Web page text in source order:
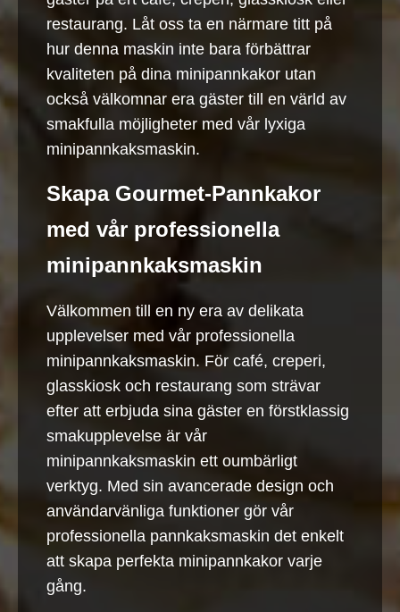
restaurang. Låt oss ta en närmare titt på
hur denna maskin inte bara förbättrar
kvaliteten på dina minipannkakor utan
också välkomnar era gäster till en värld av
smakfulla möjligheter med vår lyxiga
minipannkaksmaskin.
Skapa Gourmet-Pannkakor
med vår professionella
minipannkaksmaskin
Välkommen till en ny era av delikata
upplevelser med vår professionella
minipannkaksmaskin. För café, creperi,
glasskiosk och restaurang som strävar
efter att erbjuda sina gäster en förstklassig
smakupplevelse är vår
minipannkaksmaskin ett oumbärligt
verktyg. Med sin avancerade design och
användarvänliga funktioner gör vår
professionella pannkaksmaskin det enkelt
att skapa perfekta minipannkakor varje
gång.